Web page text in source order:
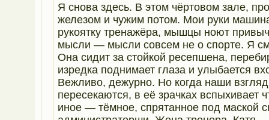
Я снова здесь. В этом чёртовом зале,
железом и чужим потом. Мои руки
рукоятку тренажёра, мышцы ноют
мысли — мысли совсем не о спорте. Я
Она сидит за стойкой ресепшена,
изредка поднимает глаза и улыбается
Вежливо, дежурно. Но когда наши
пересекаются, в её зрачках вспыхивает
иное — тёмное, спрятанное под маской